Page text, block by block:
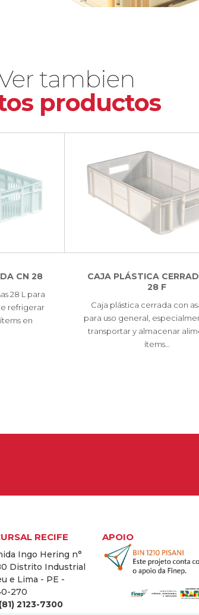
tambien
productos
CN 28
28 L para
refrigerar
en
CAJA PLÁSTICA
28 F
Caja plástica cerrada con
para uso general,
transportar y almacenar
ítems…
RECIFE
Ingo Hering n°
Distrito Industrial
e Lima - PE -
270
2123-7300
APOIO